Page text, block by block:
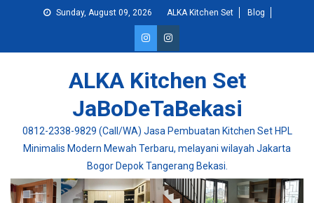
Sunday, August 09, 2026 ALKA Kitchen Set Blog
ALKA Kitchen Set
JaBoDeTaBekasi
0812-2338-9829 (Call/WA) Jasa Pembuatan Kitchen Set HPL
Minimalis Modern Mewah Terbaru, melayani wilayah Jakarta
Bogor Depok Tangerang Bekasi.